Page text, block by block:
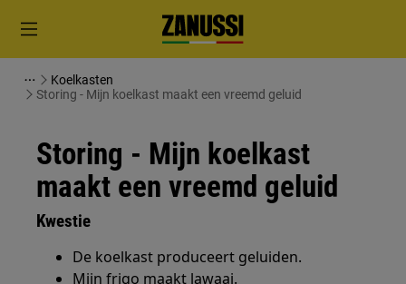
Koelkasten
Storing - Mijn koelkast maakt een vreemd geluid
Storing - Mijn koelkast
maakt een vreemd geluid
Kwestie
De koelkast produceert geluiden.
Mijn frigo maakt lawaai.